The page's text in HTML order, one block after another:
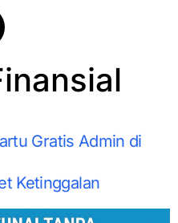
Gratis Admin di
Ketinggalan